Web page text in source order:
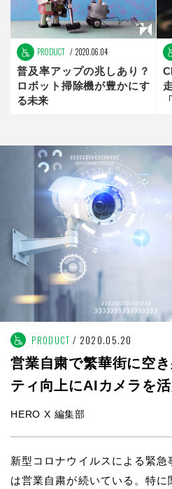
PRODUCT 2020.06.04
普及率アップの兆しあり？
ロボット掃除機が豊かにす
る未来
PRODUCT 2020.05.20
営業自粛で繁華街に空
ティ向上にAIカメラを活
HERO X 編集部
新型コロナウイルスによる緊
は営業自粛が続いている。特